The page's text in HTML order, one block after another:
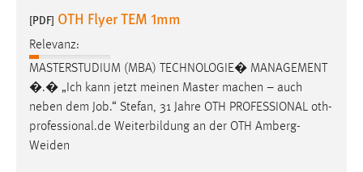
[PDF] OTH Flyer TEM 1mm
Relevanz:
MASTERSTUDIUM (MBA) TECHNOLOGIE� MANAGEMENT
�.� „Ich kann jetzt meinen Master machen – auch
neben dem Job.“ Stefan, 31 Jahre OTH PROFESSIONAL oth-
professional.de Weiterbildung an der OTH Amberg-
Weiden